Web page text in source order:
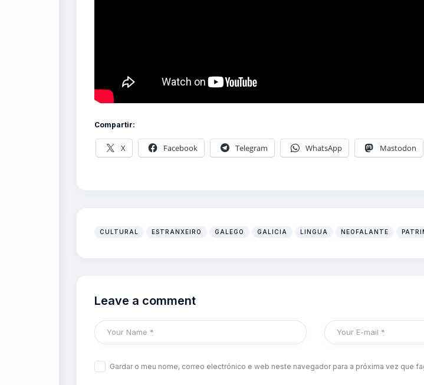
Compartir:
X Facebook Telegram WhatsApp Mastodon
CULTURAL ESTRANXEIRO GALEGO GALICIA LINGUA NEOFALANTE
Leave a comment
Gardar o meu nome, correo electrónico e web neste navegador para a próxima vez que